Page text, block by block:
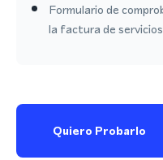
Formulario de
la factura de
Quiero Probarlo